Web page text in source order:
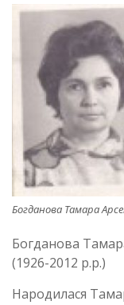
Богданова Тамара
Богданова
(1926-2012 р.р.)
Народилася